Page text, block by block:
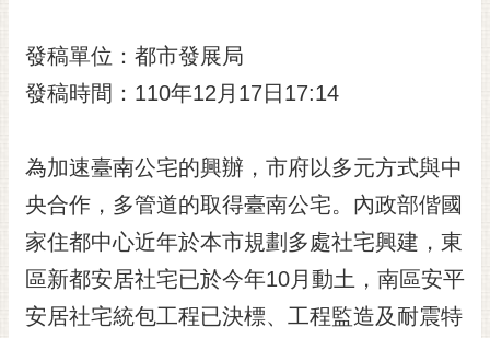
市府團隊
主題服務
市政資訊
市民互動
黃
偉
哲
發稿單位：都市發展局
發稿時間：110年12月17日17:14
為加速臺南公宅的興辦，市府以多元方式與中
央合作，多管道的取得臺南公宅。內政部偕國
家住都中心近年於本市規劃多處社宅興建，東
區新都安居社宅已於今年10月動土，南區安平
安居社宅統包工程已決標、工程監造及耐震特